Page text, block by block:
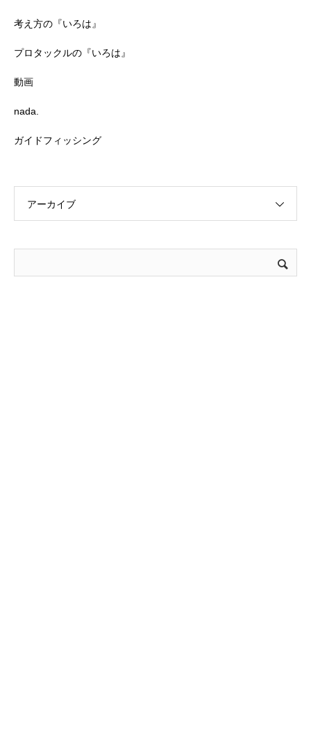
考え方の『いろは』
プロタックルの『いろは』
動画
nada.
ガイドフィッシング
アーカイブ